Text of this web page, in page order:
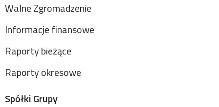
Walne Zgromadzenie
Informacje finansowe
Raporty bieżące
Raporty okresowe
Spółki Grupy